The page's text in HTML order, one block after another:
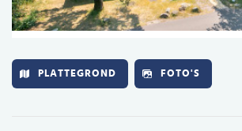
PLATTEGROND FOTO'S